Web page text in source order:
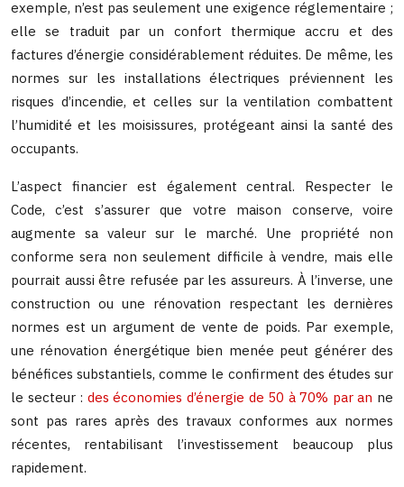
exemple, n’est pas seulement une exigence réglementaire ;
elle se traduit par un confort thermique accru et des
factures d’énergie considérablement réduites. De même, les
normes sur les installations électriques préviennent les
risques d’incendie, et celles sur la ventilation combattent
l’humidité et les moisissures, protégeant ainsi la santé des
occupants.
L’aspect financier est également central. Respecter le
Code, c’est s’assurer que votre maison conserve, voire
augmente sa valeur sur le marché. Une propriété non
conforme sera non seulement difficile à vendre, mais elle
pourrait aussi être refusée par les assureurs. À l’inverse, une
construction ou une rénovation respectant les dernières
normes est un argument de vente de poids. Par exemple,
une rénovation énergétique bien menée peut générer des
bénéfices substantiels, comme le confirment des études sur
le secteur : des économies d’énergie de 50 à 70% par an ne
sont pas rares après des travaux conformes aux normes
récentes, rentabilisant l’investissement beaucoup plus
rapidement.